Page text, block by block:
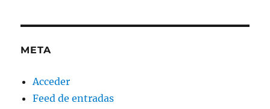
META
Acceder
Feed de entradas